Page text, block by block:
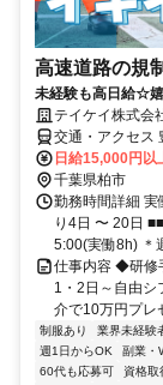
高速道路の規
未経験も高日給☆
テイケイ株式
交通・アクセス
日給15,000円以
千葉県柏市
勤務時間詳細
り4日 〜 20日
5:00(実働8h) ＊
仕事内容 ◆研修
1・2日～自由
介で10万円プレ
制服あり 業界未経験
週1日からOK
副業・
60代も応募可
資格取